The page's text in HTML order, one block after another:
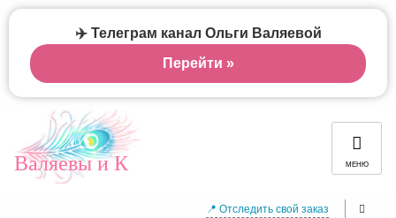
Валяевы и К МЕНЮ
📍 Отследить свой заказ
✈️ Телеграм канал Ольги Валяевой
Перейти »